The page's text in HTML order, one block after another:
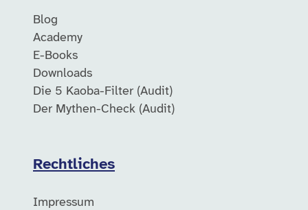
Blog
Academy
E-Books
Downloads
Die 5 Kaoba-Filter (Audit)
Der Mythen-Check (Audit)
Rechtliches
Impressum